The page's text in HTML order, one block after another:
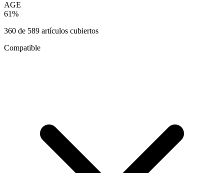
AGE
61%
360 de 589 artículos cubiertos
Compatible